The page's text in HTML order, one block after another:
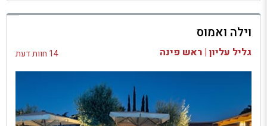
למתחם זה
בדיקת זמינות ומחירים
וילה ואמוס
גליל עליון | ראש פינה 14 חוות דעת